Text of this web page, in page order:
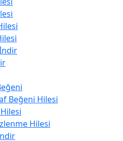
Beğeni Hilesi
Hilesi